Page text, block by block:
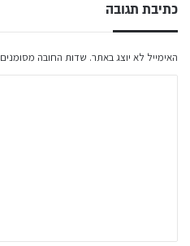
כתיבת תגובה
האימייל לא יוצג באתר. שדות החובה מסומנים